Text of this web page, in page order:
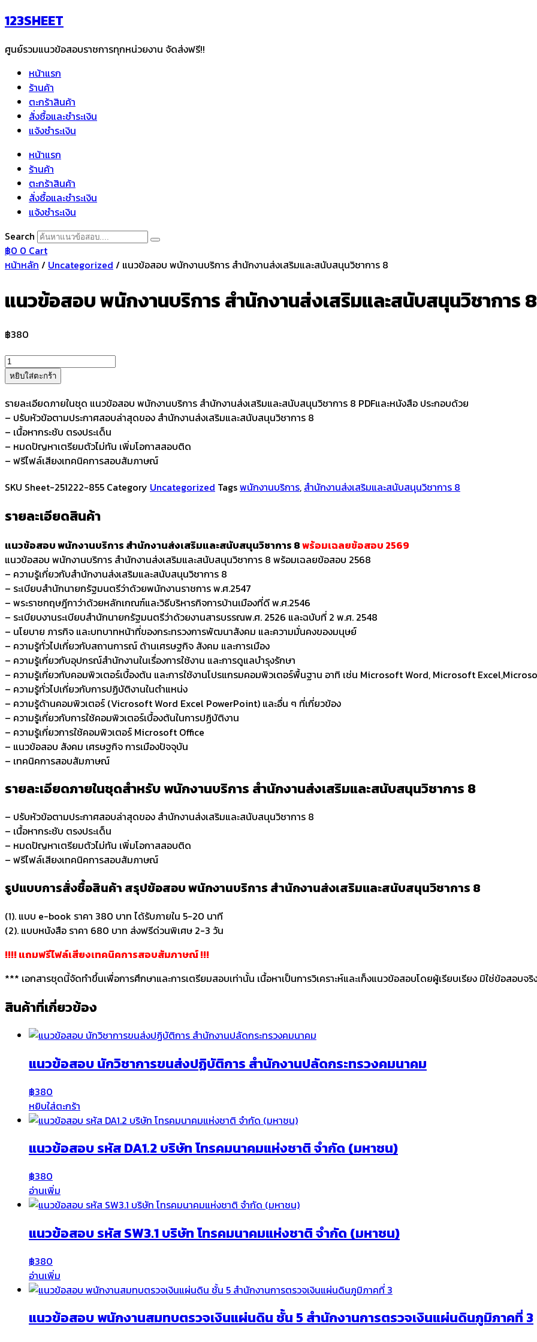
Skip
to
content
123SHEET
ศูนย์รวมแนวข้อสอบราชการทุกหน่วยงาน จัดส่งฟรี!!
หน้าแรก
ร้านค้า
ตะกร้าสินค้า
สั่งซื้อและชำระเงิน
แจ้งชำระเงิน
หน้าแรก
ร้านค้า
ตะกร้าสินค้า
สั่งซื้อและชำระเงิน
แจ้งชำระเงิน
Search
฿0 0 Cart
หน้าหลัก / Uncategorized / แนวข้อสอบ พนักงานบริการ สำนักงานส่งเสริมและสนับสนุนวิชาการ 8
แนวข้อสอบ พนักงานบริการ สำนักงานส่งเสริมและสนับสนุนวิชาการ 8
฿380
จำนวน
แนว
ข้อสอบ
พนักงาน
บริการ
สำนักงาน
ส่ง
เสริม
สนับสนุน
8
หยิบใส่ตะกร้า
รายละเอียดภายในชุด แนวข้อสอบ พนักงานบริการ สำนักงานส่งเสริมและสนับสนุนวิชาการ 8 PDFและหนังสือ ประกอบด้วย
– ปรับหัวข้อตามประกาศสอบล่าสุดของ สำนักงานส่งเสริมและสนับสนุนวิชาการ 8
– เนื้อหากระชับ ตรงประเด็น
– หมดปัญหาเตรียมตัวไม่ทัน เพิ่มโอกาสสอบติด
– ฟรีไฟล์เสียงเทคนิคการสอบสัมภาษณ์
SKU Sheet-251222-855 Category Uncategorized Tagsพนักงานบริการ, สำนักงานส่งเสริมและสนับสนุนวิชาการ 8
รายละเอียดสินค้า
แนวข้อสอบ พนักงานบริการ สำนักงานส่งเสริมและสนับสนุนวิชาการ 8พร้อมเฉลยข้อสอบ 2569
แนวข้อสอบ พนักงานบริการ สำนักงานส่งเสริมและสนับสนุนวิชาการ 8 พร้อมเฉลยข้อสอบ 2568
– ความรู้เกี่ยวกับสำนักงานส่งเสริมและสนับสนุนวิชาการ 8
– ระเบียบสำนักนายกรัฐมนตรีว่าด้วยพนักงานราชการ พ.ศ.2547
– พระราชกฤษฎีกาว่าด้วยหลักเกณฑ์และวิธีบริหารกิจการบ้านเมืองที่ดี พ.ศ.2546
– ระเบียบงานระเบียบสำนักนายกรัฐมนตรีว่าด้วยงานสารบรรณพ.ศ. 2526 และฉบับที่ 2 พ.ศ. 2548
– นโยบาย ภารกิจ และบทบาทหน้าที่ของกระทรวงการพัฒนาสังคม และความมั่นคงของมนุษย์
– ความรู้ทั่วไปเกี่ยวกับสถานการณ์ ด้านเศรษฐกิจ สังคม และการเมือง
– ความรู้เกี่ยวกับอุปกรณ์สำนักงานในเรื่องการใช้งาน และการดูแลบำรุงรักษา
– ความรู้เกี่ยวกับคอมพิวเตอร์เบื้องต้น และการใช้งานโปรแกรมคอมพิวเตอร์พื้นฐาน อาทิ เช่น Microsoft Word, Microsoft
– ความรู้ทั่วไปเกี่ยวกับการปฏิบัติงานในตำแหน่ง
– ความรู้ด้านคอมพิวเตอร์ (Vicrosoft Word Excel PowerPoint) และอื่น ๆ ที่เกี่ยวข้อง
– ความรู้เกี่ยวกับการใช้คอมพิวเตอร์เบื้องต้นในการปฏิบัติงาน
– ความรู้เกี่ยวการใช้คอมพิวเตอร์ Microsoft Office
– แนวข้อสอบ สังคม เศรษฐกิจ การเมืองปัจจุบัน
– เทคนิคการสอบสัมภาษณ์
รายละเอียดภายในชุดสำหรับ พนักงานบริการ สำนักงานส่งเสริมและสนับสนุนวิชาการ 8
– ปรับหัวข้อตามประกาศสอบล่าสุดของ สำนักงานส่งเสริมและสนับสนุนวิชาการ 8
– เนื้อหากระชับ ตรงประเด็น
– หมดปัญหาเตรียมตัวไม่ทัน เพิ่มโอกาสสอบติด
– ฟรีไฟล์เสียงเทคนิคการสอบสัมภาษณ์
รูปแบบการสั่งชื้อสินค้า สรุปข้อสอบ พนักงานบริการ สำนักงานส่งเสริมและสนับสนุนวิชาการ 8
(1). แบบ e-book ราคา 380 บาท ได้รับภายใน 5-20 นาที
(2). แบบหนังสือ ราคา 680 บาท ส่งฟรีด่วนพิเศษ 2-3 วัน
!!!! แถมฟรีไฟล์เสียงเทคนิคการสอบสัมภาษณ์ !!!
*** เอกสารชุดนี้จัดทำขึ้นเพื่อการศึกษาและการเตรียมสอบเท่านั้น เนื้อหาเป็นการวิเคราะห์และเก็งแนวข้อสอบโดยผู้เรียบเรียง มิใช่ข้อสอบจ
สินค้าที่เกี่ยวข้อง
แนวข้อสอบ นักวิชาการขนส่งปฏิบัติการ สำนักงานปลัดกระทรวงคมนาคม
฿380
หยิบใส่ตะกร้า
แนวข้อสอบ รหัส DA1.2 บริษัท โทรคมนาคมแห่งชาติ จำกัด (มหาชน)
฿380
อ่านเพิ่ม
แนวข้อสอบ รหัส SW3.1 บริษัท โทรคมนาคมแห่งชาติ จำกัด (มหาชน)
฿380
อ่านเพิ่ม
แนวข้อสอบ พนักงานสมทบตรวจเงินแผ่นดิน ชั้น 5 สำนักงานการตรวจเงินแผ่นดินภูมิภาคที่ 3